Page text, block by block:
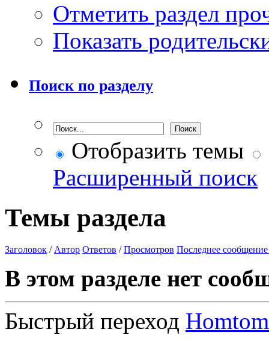
Отметить раздел
Показать
Поиск по разделу
Отобразить темы
Расширенный поиск
Темы раздела
Заголовок / Автор Ответов /Просмотров Последнее сообщение
В этом разделе нет
Быстрый переход Homtom